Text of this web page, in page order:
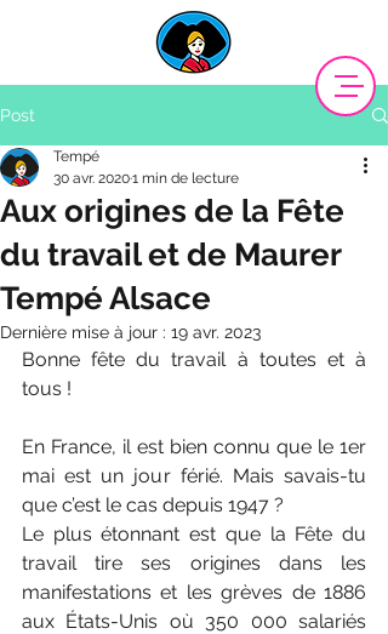
Post
Aux origines de la Fête
du travail et de Maurer
Tempé Alsace
Tempé
30 avr. 20201 min de lecture
Dernière mise à jour : 19 avr. 2023
Bonne fête du travail à toutes et à
tous !
En France, il est bien connu que le 1er
mai est un jour férié. Mais savais-tu
que c’est le cas depuis 1947 ?
Le plus étonnant est que la Fête du
travail tire ses origines dans les
manifestations et les grèves de 1886
aux États-Unis où 350 000 salariés